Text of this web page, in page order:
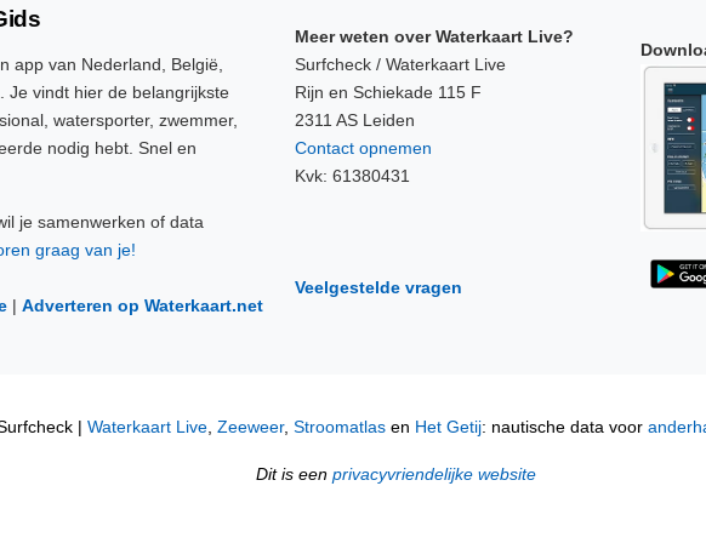
app van Nederland, België,
Je vindt hier de belangrijkste
watersporter, zwemmer,
nodig hebt. Snel en
je samenwerken of data
graag van je!
| Adverteren op Waterkaart.net
Meer weten over Waterkaart Live?
Surfcheck / Waterkaart Live
Rijn en Schiekade 115 F
2311 AS Leiden
Contact opnemen
Kvk: 61380431
Veelgestelde vragen
| Waterkaart Live, Zeeweer, Stroomatlas en Het Getij: nautische data voor
Dit is een privacyvriendelijke website